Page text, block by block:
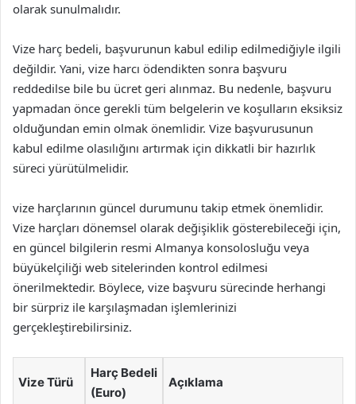
olarak sunulmalıdır.
Vize harç bedeli, başvurunun kabul edilip edilmediğiyle ilgili
değildir. Yani, vize harcı ödendikten sonra başvuru
reddedilse bile bu ücret geri alınmaz. Bu nedenle, başvuru
yapmadan önce gerekli tüm belgelerin ve koşulların eksiksiz
olduğundan emin olmak önemlidir. Vize başvurusunun
kabul edilme olasılığını artırmak için dikkatli bir hazırlık
süreci yürütülmelidir.
vize harçlarının güncel durumunu takip etmek önemlidir.
Vize harçları dönemsel olarak değişiklik gösterebileceği için,
en güncel bilgilerin resmi Almanya konsolosluğu veya
büyükelçiliği web sitelerinden kontrol edilmesi
önerilmektedir. Böylece, vize başvuru sürecinde herhangi
bir sürpriz ile karşılaşmadan işlemlerinizi
gerçekleştirebilirsiniz.
Vize Türü
Harç Bedeli
(Euro)
Açıklama